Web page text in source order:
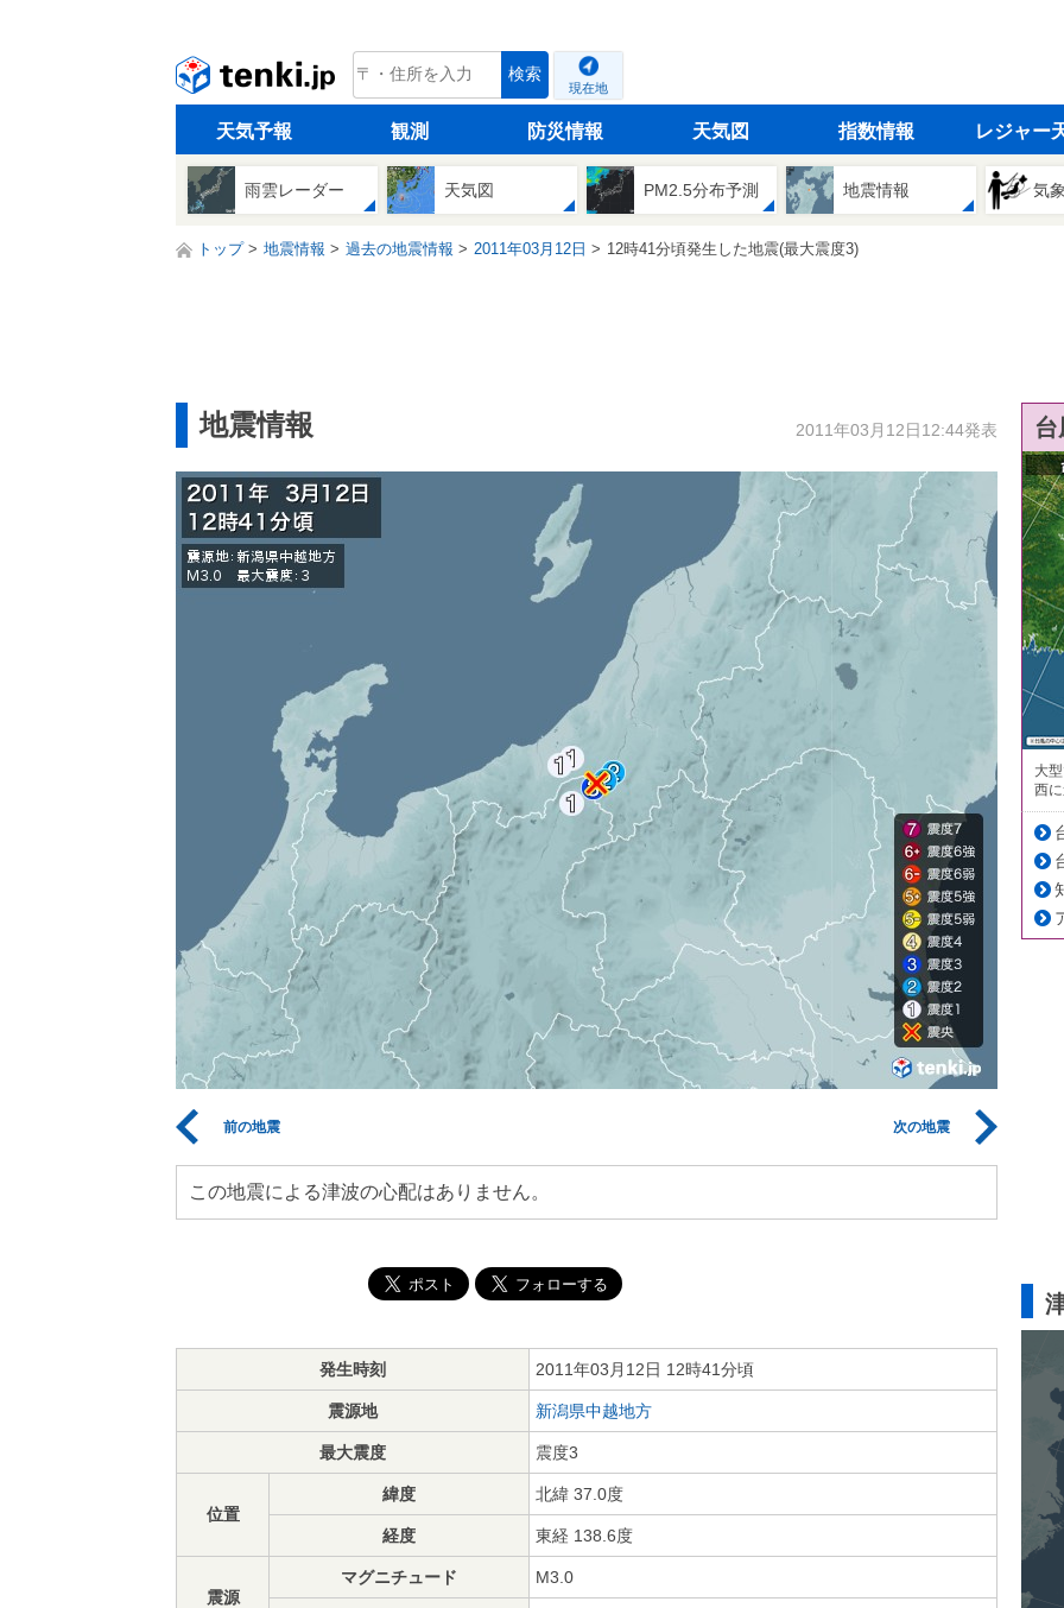
tenki.jp 検索
現在地
天気予報 観測 防災情報 天気図 指数情報 レジャー
雨雲レーダー 天気図 PM2.5分布予測 地震情報 気
トップ 地震情報 過去の地震情報 2011年03月12日 12時41分頃発生した地震(最大震度3)
地震情報 2011年03月12日12:44発表
前の地震 次の地震
この地震による津波の心配はありません。
発生時刻 2011年03月12日 12時41分頃
震源地 新潟県中越地方
最大震度 震度3
位置
緯度 北緯 37.0度
経度 東経 138.6度
震源
マグニチュード M3.0
大
西